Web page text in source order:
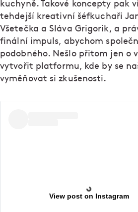
kuchyně. Takové koncepty pak
tehdejší kreativní šéfkuchaři
Všetečka a Sláva Grigorik, a
finální impuls, abychom
podobného. Nešlo přitom jen o
vytvořit platformu, kde by se
vyměňovat si zkušenosti.
View post on Instagram